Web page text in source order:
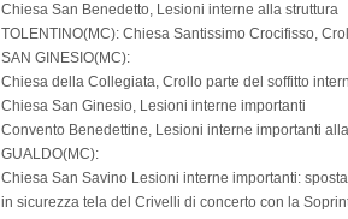
Chiesa San Benedetto, Lesioni interne alla struttura
TOLENTINO(MC): Chiesa Santissimo Crocifisso,
SAN GINESIO(MC):
Chiesa della Collegiata, Crollo parte del soffitto
Chiesa San Ginesio, Lesioni interne importanti
Convento Benedettine, Lesioni interne importanti
GUALDO(MC):
Chiesa San Savino Lesioni interne importanti:
in sicurezza tela del Crivelli di concerto con la